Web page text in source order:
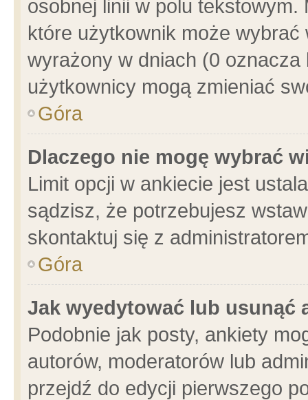
osobnej linii w polu
które użytkownik może
wyrażony w dniach (0
użytkownicy mogą zmieniać
Góra
Dlaczego nie mogę wybrać
Limit opcji w ankiecie jest
sądzisz, że potrzebujesz
skontaktuj się z
Góra
Jak wyedytować lub usunąć
Podobnie jak posty, ankiety
autorów, moderatorów lub
przejdź do edycji pierwszego